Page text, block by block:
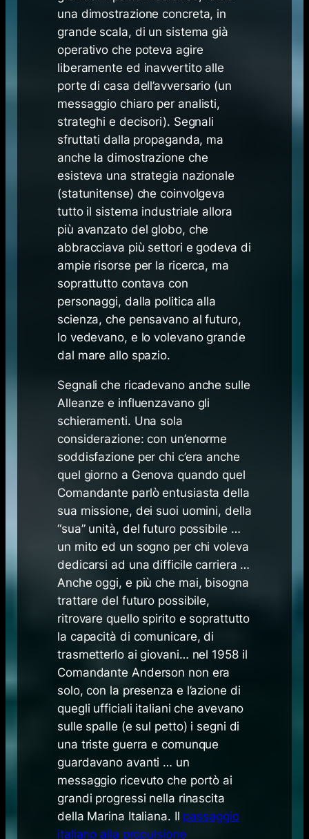
una dimostrazione concreta, in
grande scala, di un sistema già
operativo che poteva agire
liberamente ed inavvertito alle
porte di casa dell’avversario (un
messaggio chiaro per analisti,
strateghi e decisori). Segnali
sfruttati dalla propaganda, ma
anche la dimostrazione che
esisteva una strategia nazionale
(statunitense) che coinvolgeva
tutto il sistema industriale allora
più avanzato del globo, che
abbracciava più settori e godeva di
ampie risorse per la ricerca, ma
soprattutto contava con
personaggi, dalla politica alla
scienza, che pensavano al futuro,
lo vedevano, e lo volevano grande
dal mare allo spazio.
Segnali che ricadevano anche sulle
Alleanze e influenzavano gli
schieramenti. Una sola
considerazione: con un’enorme
soddisfazione per chi c’era anche
quel giorno a Genova quando quel
Comandante parlò entusiasta della
sua missione, dei suoi uomini, della
“sua” unità, del futuro possibile …
un mito ed un sogno per chi voleva
dedicarsi ad una difficile carriera …
Anche oggi, e più che mai, bisogna
trattare del futuro possibile,
ritrovare quello spirito e soprattutto
la capacità di comunicare, di
trasmetterlo ai giovani… nel 1958 il
Comandante Anderson non era
solo, con la presenza e l’azione di
quegli ufficiali italiani che avevano
sulle spalle (e sul petto) i segni di
una triste guerra e comunque
guardavano avanti … un
messaggio ricevuto che portò ai
grandi progressi nella rinascita
della Marina Italiana. Il passaggio
italiano alla propulsione